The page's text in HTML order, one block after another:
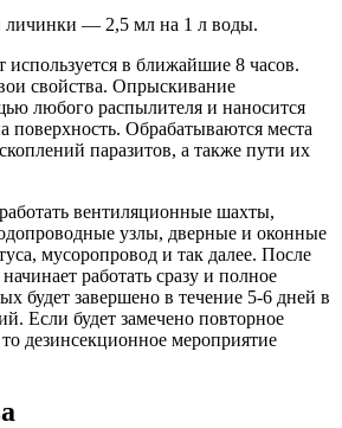
личинки — 2,5 мл на 1 л воды.
используется в ближайшие 8 часов.
свойства. Опрыскивание
любого распылителя и наносится
поверхность. Обрабатываются места
паразитов, а также пути их
вентиляционные шахты,
узлы, дверные и оконные
мусоропровод и так далее. После
работать сразу и полное
будет завершено в течение 5-6 дней в
Если будет замечено повторное
дезинсекционное мероприятие